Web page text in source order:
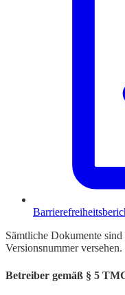
Sämtliche Dokumente
Versionsnummer versehen.
Betreiber gemäß § 5